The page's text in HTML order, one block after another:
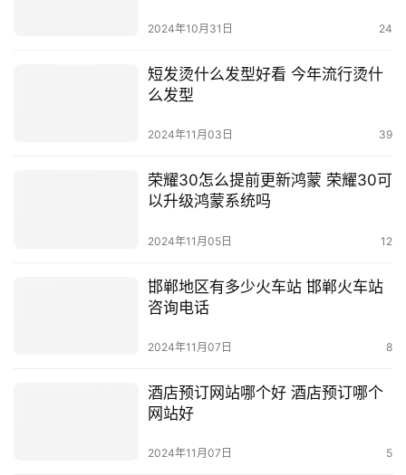
2024年10月31日 24
短发烫什么发型好看 今年流行烫什
么发型
2024年11月03日 39
荣耀30怎么提前更新鸿蒙 荣耀30可
以升级鸿蒙系统吗
2024年11月05日 12
邯郸地区有多少火车站 邯郸火车站
咨询电话
2024年11月07日 8
酒店预订网站哪个好 酒店预订哪个
网站好
2024年11月07日 5